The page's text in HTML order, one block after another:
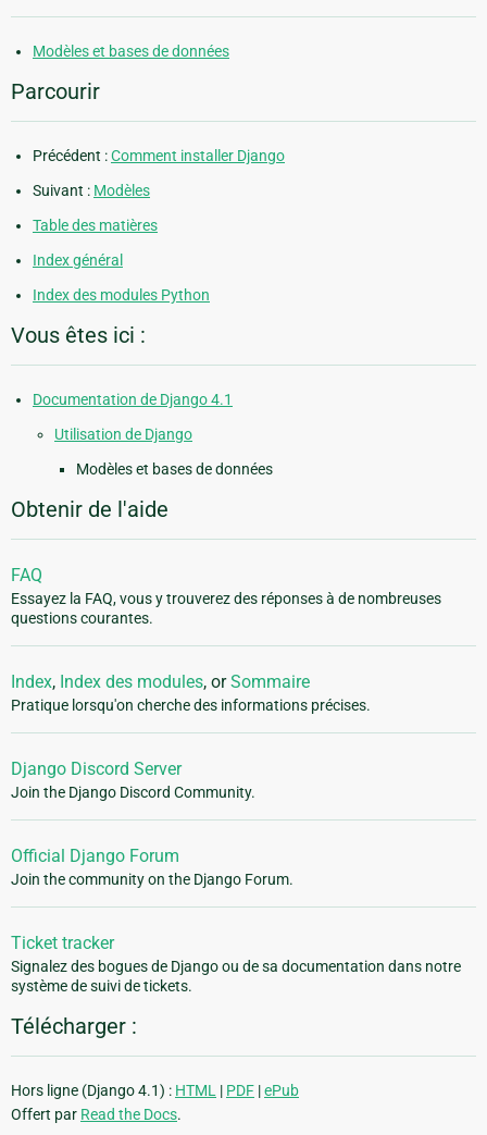
Modèles et bases de données
Parcourir
Précédent :Comment installer Django
Suivant : Modèles
Table des matières
Index général
Index des modules Python
Vous êtes ici :
Documentation de Django 4.1
Utilisation de Django
Modèles et bases de données
Obtenir de l'aide
FAQ
Essayez la FAQ, vous y trouverez des réponses à de nombreuses
questions courantes.
Index, Index des modules, orSommaire
Pratique lorsqu'on cherche des informations précises.
Django Discord Server
Join the Django Discord Community.
Official Django Forum
Join the community on the Django Forum.
Ticket tracker
Signalez des bogues de Django ou de sa documentation dans notre
système de suivi de tickets.
Télécharger :
Hors ligne (Django 4.1) : HTML | PDF |ePub
Offert par Read the Docs.